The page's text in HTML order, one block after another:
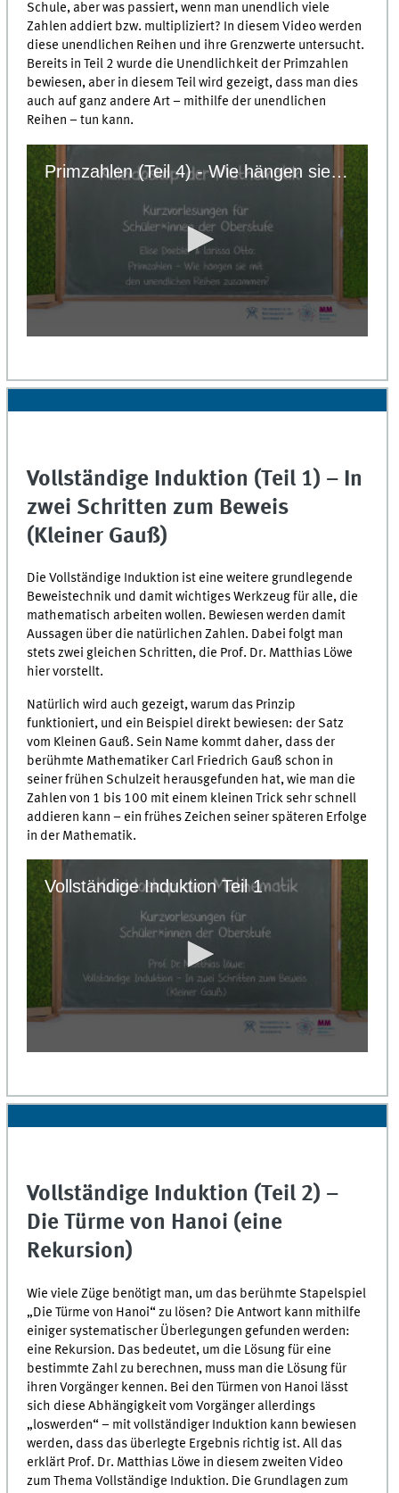
Schule, aber was passiert, wenn man unendlich viele
Zahlen addiert bzw. multipliziert? In diesem Video werden
diese unendlichen Reihen und ihre Grenzwerte untersucht.
Bereits in Teil 2 wurde die Unendlichkeit der Primzahlen
bewiesen, aber in diesem Teil wird gezeigt, dass man dies
auch auf ganz andere Art – mithilfe der unendlichen
Reihen – tun kann.
Primzahlen (Teil 4) - Wie hängen sie mit den unendlichen Reihen zusammen?
0
Vollständige Induktion (Teil 1) – In
zwei Schritten zum Beweis
(Kleiner Gauß)
Die Vollständige Induktion ist eine weitere grundlegende
Beweistechnik und damit wichtiges Werkzeug für alle, die
mathematisch arbeiten wollen. Bewiesen werden damit
Aussagen über die natürlichen Zahlen. Dabei folgt man
stets zwei gleichen Schritten, die Prof. Dr. Matthias Löwe
hier vorstellt.
Natürlich wird auch gezeigt, warum das Prinzip
funktioniert, und ein Beispiel direkt bewiesen: der Satz
vom Kleinen Gauß. Sein Name kommt daher, dass der
berühmte Mathematiker Carl Friedrich Gauß schon in
seiner frühen Schulzeit herausgefunden hat, wie man die
Zahlen von 1 bis 100 mit einem kleinen Trick sehr schnell
addieren kann – ein frühes Zeichen seiner späteren Erfolge
in der Mathematik.
Vollständige Induktion Teil 1
0
Vollständige Induktion (Teil 2) –
Die Türme von Hanoi (eine
Rekursion)
Wie viele Züge benötigt man, um das berühmte Stapelspiel
„Die Türme von Hanoi“ zu lösen? Die Antwort kann mithilfe
einiger systematischer Überlegungen gefunden werden:
eine Rekursion. Das bedeutet, um die Lösung für eine
bestimmte Zahl zu berechnen, muss man die Lösung für
ihren Vorgänger kennen. Bei den Türmen von Hanoi lässt
sich diese Abhängigkeit vom Vorgänger allerdings
„loswerden“ – mit vollständiger Induktion kann bewiesen
werden, dass das überlegte Ergebnis richtig ist. All das
erklärt Prof. Dr. Matthias Löwe in diesem zweiten Video
zum Thema Vollständige Induktion. Die Grundlagen zum